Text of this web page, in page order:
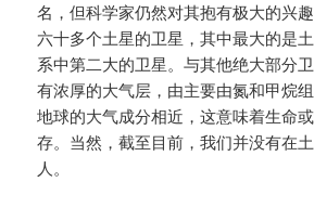
名，但科学家仍然对其抱有极大的兴
六十多个土星的卫星，其中最大的是
系中第二大的卫星。与其他绝大部分
有浓厚的大气层，由主要由氮和甲烷
地球的大气成分相近，这意味着生命
存。当然，截至目前，我们并没有在
人。